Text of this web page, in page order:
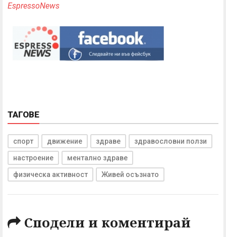
EspressoNews
ТАГОВЕ
спорт движение здраве здравословни ползи
настроение ментално здраве
физическа активност Живей осъзнато
Сподели и коментирай